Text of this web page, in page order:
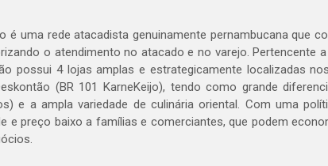
é uma rede atacadista genuinamente pernambucana que
o atendimento no atacado e no varejo. Pertencente
possui 4 lojas amplas e estrategicamente localizadas
(BR 101 KarneKeijo), tendo como grande
e a ampla variedade de culinária oriental. Com uma
e preço baixo a famílias e comerciantes, que podem